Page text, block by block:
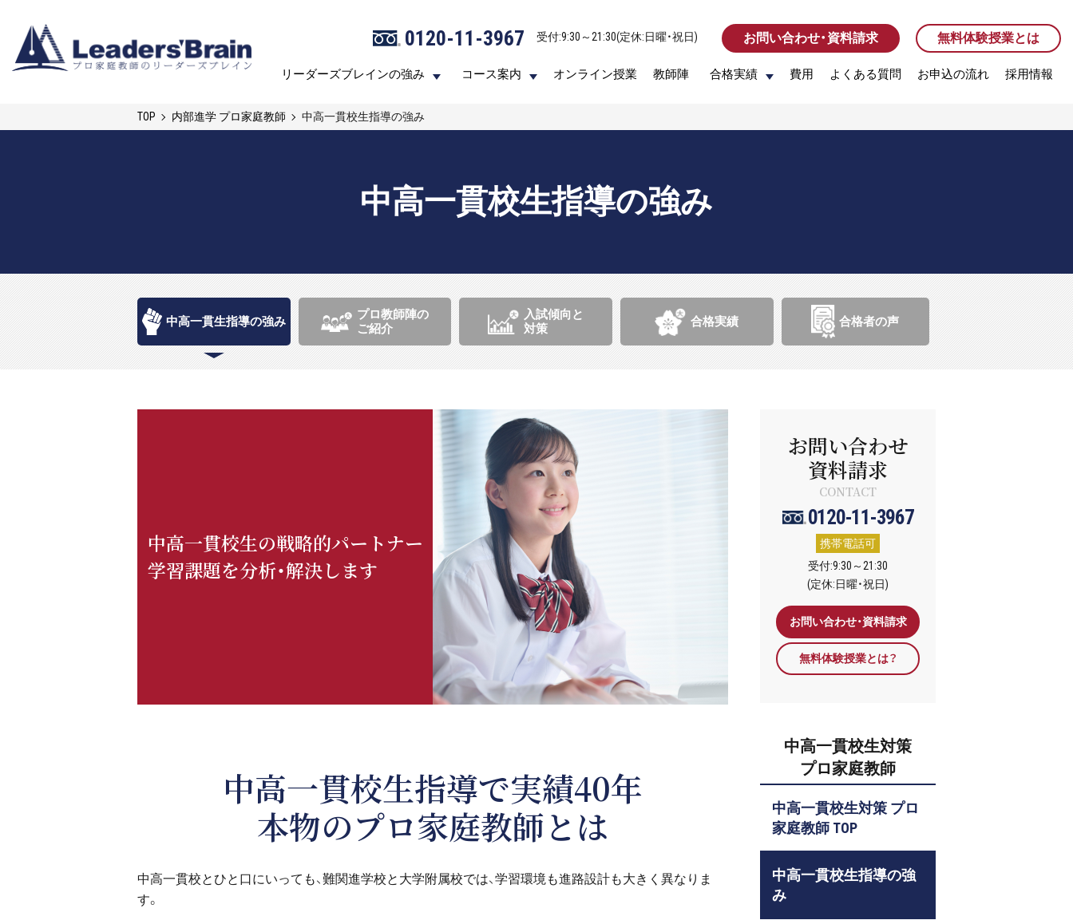
0120-11-3967 受付:9:30～21:30(定休:日曜・祝日) お問い合わせ・資料請求 無料体験授業とは
リーダーズブレインの強み コース案内 オンライン授業 教師陣 合格実績 費用 よくある質問 お申込の流れ 採用情報
0120-11-3967 受付:9:30～21:30(定休:日曜・祝日) お問い合わせ・資料請求 無料体験授業とは
リーダーズブレインの強み コース案内 オンライン授業 教師陣 合格実績 費用 よくある質問 お申込の流れ 採用情報
TOP 内部進学 プロ家庭教師 中高一貫校生指導の強み
中高一貫校生指導の強み
中高一貫生指導の強み
プロ教師陣の
ご紹介
入試傾向と
対策
合格実績 合格者の声
中高一貫校生の戦略的パートナー
学習課題を分析・解決します
中高一貫校生指導で実績40年
本物のプロ家庭教師とは
中高一貫校とひと口にいっても、難関進学校と大学附属校では、学習環境も進路設計も大きく異なりま
す。
お問い合わせ
資料請求
CONTACT
0120-11-3967
携帯電話可
受付:9:30～21:30
(定休:日曜・祝日)
お問い合わせ・資料請求
無料体験授業とは？
中高一貫校生対策
プロ家庭教師
中高一貫校生対策 プロ
家庭教師 TOP
中高一貫校生指導の強
み